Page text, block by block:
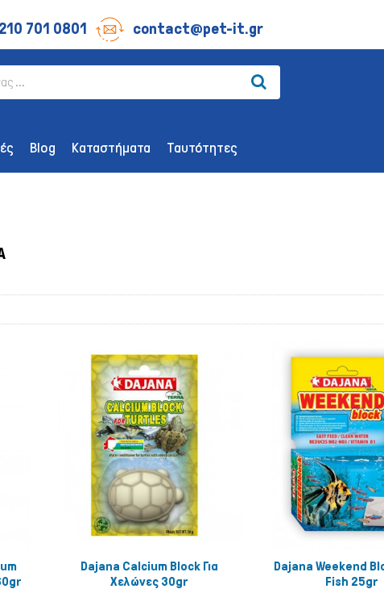
210 701 0801 contact@pet-it.gr
Λιχουδιές Stick
Φυσικές Λιχουδιές
Λουκάνικα Λιχουδιές
Μπισκότα Σκύλου
Κόκκαλα Σκύλου
Καθαριστικά & Υγιεινή - Πάνες
Καλλωπισμός & Υγιεινή -
Μεταφοράς & Πάρκα - Κλουβία
Μπολ & Ταΐστρες
Κρεβατάκια & Φωλιές
Αντιπαρασιτικά Σκύλου
Εκπαίδευση
Blog Καταστήματα Ταυτότητες
Αγόρασέ το!
Dajana Calcium Block Για
Χελώνες 30gr
Αγόρασέ
Dajana Weekend
Fish 25gr